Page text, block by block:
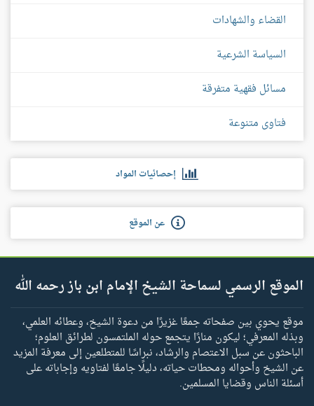
القضاء والشهادات
السياسة الشرعية
مسائل فقهية متفرقة
فتاوى متنوعة
إحصائيات المواد
عن الموقع
الموقع الرسمي لسماحة الشيخ الإمام ابن باز رحمه الله
موقع يحوي بين صفحاته جمعًا غزيرًا من دعوة الشيخ، وعطائه العلمي،
وبذله المعرفي؛ ليكون منارًا يتجمع حوله الملتمسون لطرائق العلوم؛
الباحثون عن سبل الاعتصام والرشاد، نبراسًا للمتطلعين إلى معرفة المزيد
عن الشيخ وأحواله ومحطات حياته، دليلًا جامعًا لفتاويه وإجاباته على
أسئلة الناس وقضايا المسلمين.